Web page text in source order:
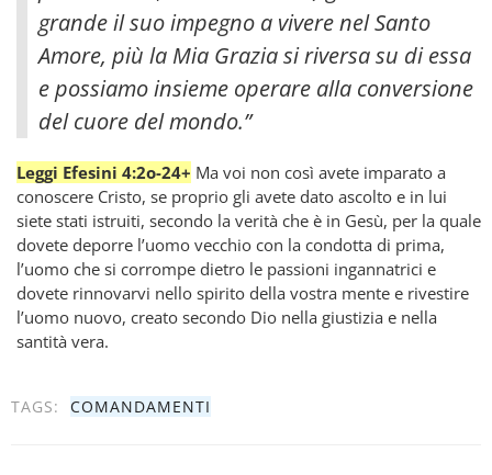
grande il suo impegno a vivere nel Santo
Amore, più la Mia Grazia si riversa su di essa
e possiamo insieme operare alla conversione
del cuore del mondo.”
Leggi Efesini 4:2o-24+ Ma voi non così avete imparato a
conoscere Cristo, se proprio gli avete dato ascolto e in lui
siete stati istruiti, secondo la verità che è in Gesù, per la quale
dovete deporre l’uomo vecchio con la condotta di prima,
l’uomo che si corrompe dietro le passioni ingannatrici e
dovete rinnovarvi nello spirito della vostra mente e rivestire
l’uomo nuovo, creato secondo Dio nella giustizia e nella
santità vera.
TAGS: COMANDAMENTI